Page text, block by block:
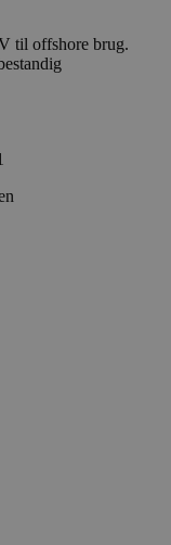
til offshore brug.